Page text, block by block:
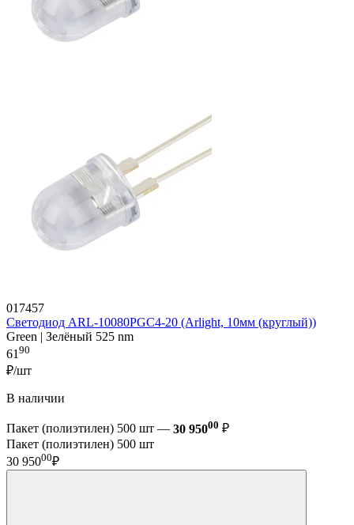
017457
Светодиод ARL-10080PGC4-20 (Arlight, 10мм (круглый))
Green | Зелёный 525 nm
6190
₽/шт
В наличии
Пакет (полиэтилен) 500 шт — 30 95000 ₽
Пакет (полиэтилен) 500 шт
30 95000₽